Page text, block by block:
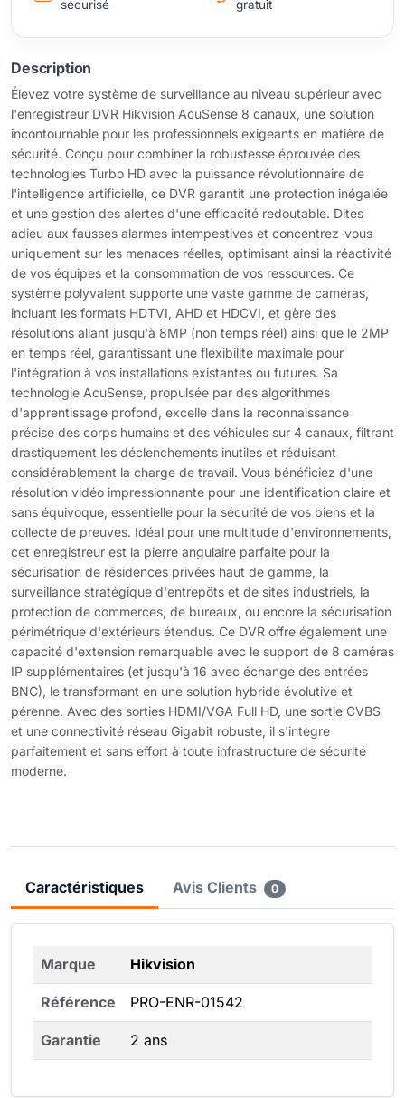
sécurisé
gratuit
Description
Élevez votre système de surveillance au niveau supérieur avec
l'enregistreur DVR Hikvision AcuSense 8 canaux, une solution
incontournable pour les professionnels exigeants en matière de
sécurité. Conçu pour combiner la robustesse éprouvée des
technologies Turbo HD avec la puissance révolutionnaire de
l'intelligence artificielle, ce DVR garantit une protection inégalée
et une gestion des alertes d'une efficacité redoutable. Dites
adieu aux fausses alarmes intempestives et concentrez-vous
uniquement sur les menaces réelles, optimisant ainsi la réactivité
de vos équipes et la consommation de vos ressources. Ce
système polyvalent supporte une vaste gamme de caméras,
incluant les formats HDTVI, AHD et HDCVI, et gère des
résolutions allant jusqu'à 8MP (non temps réel) ainsi que le 2MP
en temps réel, garantissant une flexibilité maximale pour
l'intégration à vos installations existantes ou futures. Sa
technologie AcuSense, propulsée par des algorithmes
d'apprentissage profond, excelle dans la reconnaissance
précise des corps humains et des véhicules sur 4 canaux, filtrant
drastiquement les déclenchements inutiles et réduisant
considérablement la charge de travail. Vous bénéficiez d'une
résolution vidéo impressionnante pour une identification claire et
sans équivoque, essentielle pour la sécurité de vos biens et la
collecte de preuves. Idéal pour une multitude d'environnements,
cet enregistreur est la pierre angulaire parfaite pour la
sécurisation de résidences privées haut de gamme, la
surveillance stratégique d'entrepôts et de sites industriels, la
protection de commerces, de bureaux, ou encore la sécurisation
périmétrique d'extérieurs étendus. Ce DVR offre également une
capacité d'extension remarquable avec le support de 8 caméras
IP supplémentaires (et jusqu'à 16 avec échange des entrées
BNC), le transformant en une solution hybride évolutive et
pérenne. Avec des sorties HDMI/VGA Full HD, une sortie CVBS
et une connectivité réseau Gigabit robuste, il s'intègre
parfaitement et sans effort à toute infrastructure de sécurité
moderne.
Caractéristiques Avis Clients 0
Marque Hikvision
Référence PRO-ENR-01542
Garantie 2 ans